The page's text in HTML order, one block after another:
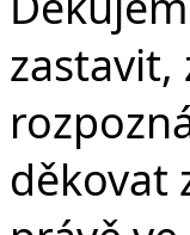
zastavit,
děkovat